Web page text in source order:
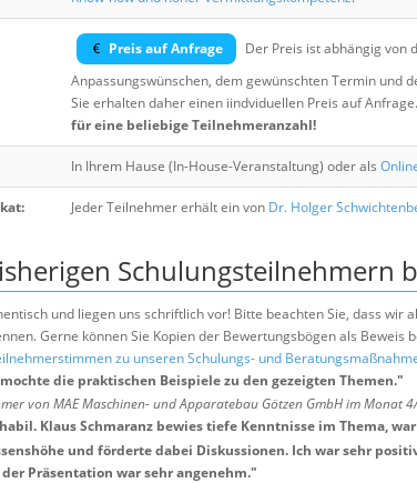
Preis auf Anfrage
Der Preis ist abhängig von
Anpassungswünschen, dem gewünschten Termin und
Sie erhalten daher einen iindviduellen Preis auf Anfrage.
für eine beliebige Teilnehmeranzahl!
In Ihrem Hause (In-House-Veranstaltung) oder als
Jeder Teilnehmer erhält ein von Dr. Holger
Schulungsteilnehmern
und liegen uns schriftlich vor! Bitte beachten Sie, dass wir
Gerne können Sie Kopien der Bewertungsbögen als Beweis
zu unseren Schulungs- und
die praktischen Beispiele zu den gezeigten Themen."
von MAE Maschinen- und Apparatebau Götzen GmbH im Monat
Klaus Schmaranz bewies tiefe Kenntnisse im Thema,
und förderte dabei Diskussionen. Ich war sehr
Präsentation war sehr angenehm."